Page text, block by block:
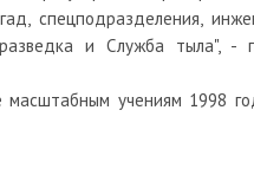
спецподразделения,
и Служба тыла", -
учениям 1998